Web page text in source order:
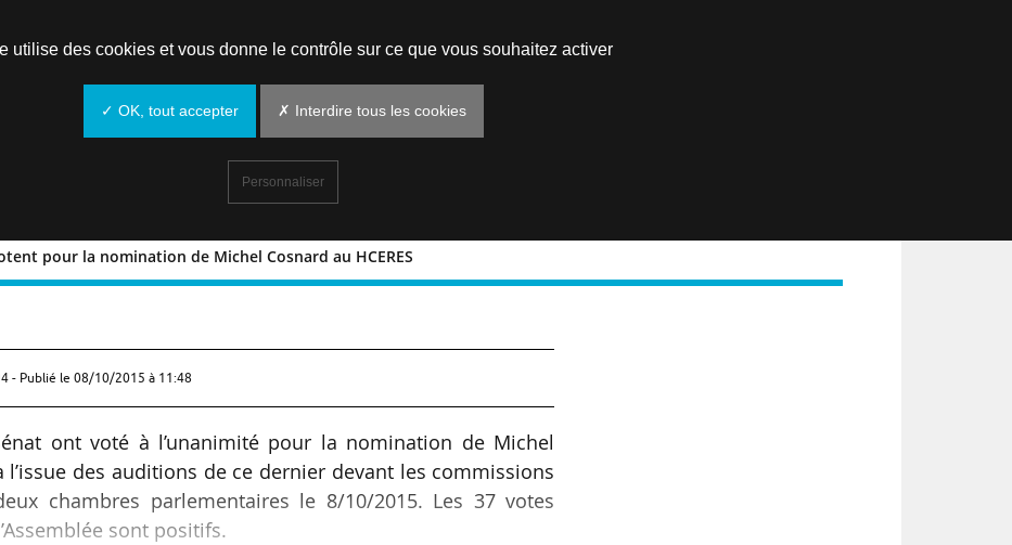
pour la nomination de Michel Cosnard au HCERES
votent pour la nomination de Michel
- Publié le 08/10/2015 à 11:48
ont voté à l’unanimité pour la nomination de Michel
l’issue des auditions de ce dernier devant les commissions
chambres parlementaires le 8/10/2015. Les 37 votes
sont positifs.
utilise des cookies et vous donne le contrôle sur ce que vous souhaitez activer
✓ OK, tout accepter ✗ Interdire tous les cookies
Personnaliser